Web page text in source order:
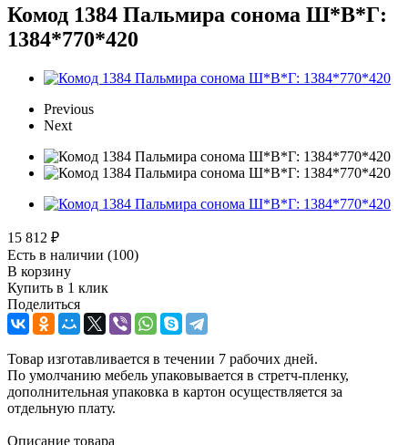
Комод 1384 Пальмира сонома Ш*В*Г:
1384*770*420
Previous
Next
15 812 ₽
Есть в наличии (100)
В корзину
Купить в 1 клик
Поделиться
Товар изготавливается в течении 7 рабочих дней.
По умолчанию мебель упаковывается в стретч-пленку,
дополнительная упаковка в картон осуществляется за
отдельную плату.
Описание товара